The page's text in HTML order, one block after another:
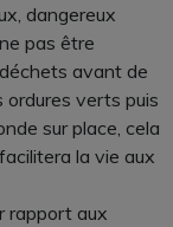
dangereux
pas être
avant de
ordures verts puis
sur place, cela
la vie aux
rapport aux